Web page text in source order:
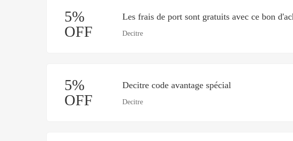
5%
OFF
Les frais de port sont gratuits avec ce bon
Decitre
5%
OFF
Decitre code avantage spécial
Decitre